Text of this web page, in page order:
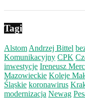
Tagi
Alstom Andrzej Bittel
Komunikacyjny CPK
inwestycje Ireneusz
Mazowieckie Koleje
Śląskie koronawirus
modernizacja Newag